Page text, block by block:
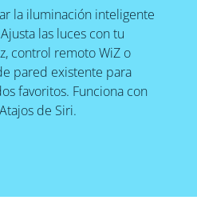
la iluminación inteligente
las luces con tu
control remoto WiZ o
pared existente para
favoritos. Funciona con
de Siri.